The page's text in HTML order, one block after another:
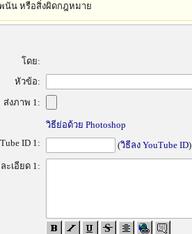
พนัน หรือสิ่งผิดกฎหมาย
โดย:
หัวข้อ:
ส่งภาพ 1:
วิธีย่อด้วย Photoshop
ID 1:
(วิธีลง YouTube ID)
ะเอียด 1: